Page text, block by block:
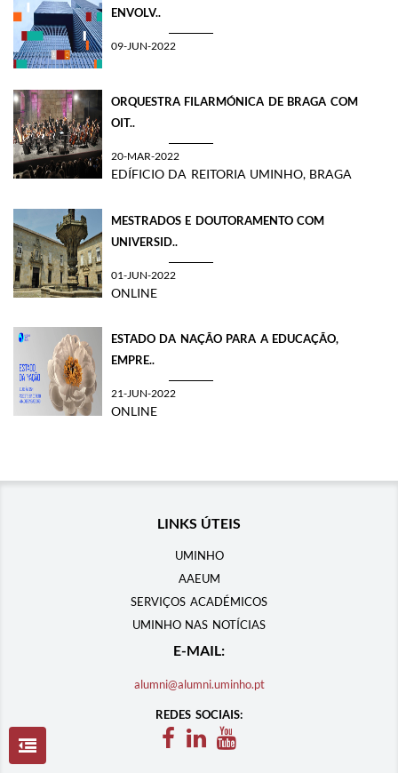
ENVOLV..
09-JUN-2022
ORQUESTRA FILARMÓNICA DE BRAGA COM
OIT..
20-MAR-2022
EDÍFICIO DA REITORIA UMINHO, BRAGA
MESTRADOS E DOUTORAMENTO COM
UNIVERSID..
01-JUN-2022
ONLINE
ESTADO DA NAÇÃO PARA A EDUCAÇÃO,
EMPRE..
21-JUN-2022
ONLINE
LINKS ÚTEIS
UMINHO
AAEUM
SERVIÇOS ACADÉMICOS
UMINHO NAS NOTÍCIAS
E-MAIL:
alumni@alumni.uminho.pt
REDES SOCIAIS: